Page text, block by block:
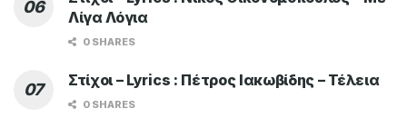
Λίγα Λόγια
0 SHARES
Στίχοι – Lyrics : Πέτρος Ιακωβίδης – Τέλεια
0 SHARES